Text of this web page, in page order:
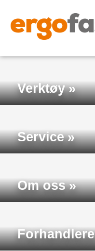
Verktøy
Service
Om oss
Forhandlere